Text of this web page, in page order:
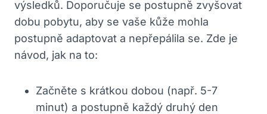
výsledků. Doporučuje se‌ postupně zvyšovat
dobu pobytu, aby se ‌vaše kůže mohla
postupně ‌adaptovat a nepřepálila se. Zde je
návod, jak na to:
Začněte ​s krátkou dobou (např. 5-7
minut) ‌a postupně každý druhý den